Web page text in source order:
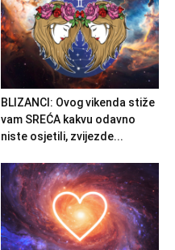
BLIZANCI: Ovog vikenda stiže
vam SREĆA kakvu odavno
niste osjetili, zvijezde...